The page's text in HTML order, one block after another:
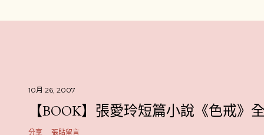
10月 26, 2007
【BOOK】張愛玲短篇小說《色戒》
分享 張貼留言